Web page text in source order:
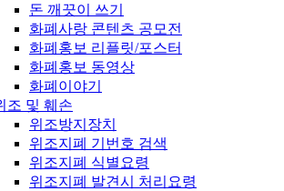
돈 깨끗이 쓰기
화폐사랑 콘텐츠 공모전
화폐홍보 리플릿/포스터
화폐홍보 동영상
화폐이야기
조 및 훼손
위조방지장치
위조지폐 기번호 검색
위조지폐 식별요령
위조지폐 발견시 처리요령